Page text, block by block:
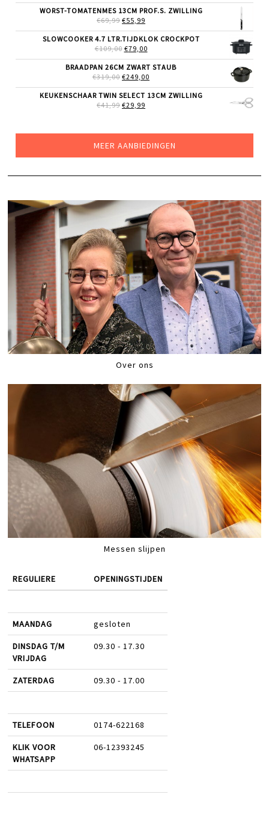
WAS:
€24,99.
IS:
WORST-TOMATENMES 13CM PROF.S. ZWILLING
€69,99 OORSPRONKELIJKE
WAS:
€69,99.
€55,99
IS:
€55,99.
SLOWCOOKER 4.7 LTR.TIJDKLOK CROCKPOT
€109,00 OORSPRONKELIJKE
WAS:
€109,00.
€79,00HUIDIGE
IS:
€79,00.
BRAADPAN 26CM ZWART STAUB
€319,00 OORSPRONKELIJKE
WAS:
€319,00.
€249,00
IS:
KEUKENSCHAAR TWIN SELECT 13CM ZWILLING
€41,99 OORSPRONKELIJKE
€29,99
MEER AANBIEDINGEN
Over ons
Messen slijpen
REGULIERE OPENINGSTIJDEN
MAANDAG gesloten
DINSDAG T/M
VRIJDAG
09.30 - 17.30
ZATERDAG 09.30 - 17.00
TELEFOON 0174-622168
KLIK VOOR
WHATSAPP
06-12393245